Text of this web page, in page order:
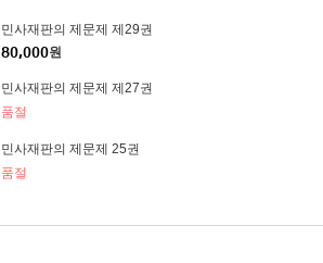
민사재판의 제문제 제29권
80,000원
민사재판의 제문제 제27권
품절
민사재판의 제문제 25권
품절